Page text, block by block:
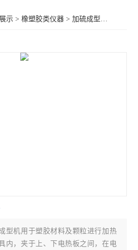
示 >橡塑胶类仪器 >加硫成型机
型机用于塑胶材料及颗粒进行加热
内，夹于上、下电热板之间，在电